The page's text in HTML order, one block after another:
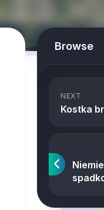
Browse
NEXT
Kostka